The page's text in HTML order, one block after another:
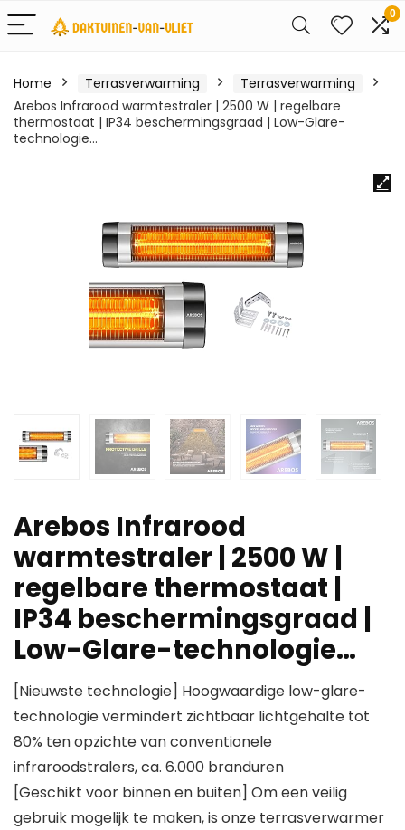
0
Home Terrasverwarming
Terrasverwarming
Arebos Infrarood warmtestraler | 2500 W | regelbare
thermostaat | IP34 beschermingsgraad | Low-Glare-
technologie…
Arebos Infrarood
warmtestraler | 2500 W |
regelbare thermostaat |
IP34 beschermingsgraad |
Low-Glare-technologie…
[Nieuwste technologie] Hoogwaardige low-glare-
technologie vermindert zichtbaar lichtgehalte tot
80% ten opzichte van conventionele
infraroodstralers, ca. 6.000 branduren
[Geschikt voor binnen en buiten] Om een veilig
gebruik mogelijk te maken, is onze terrasverwarmer